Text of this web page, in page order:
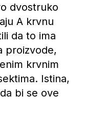
dvostruko
A krvnu
da to ima
proizvode,
krvnim
Istina,
bi se ove